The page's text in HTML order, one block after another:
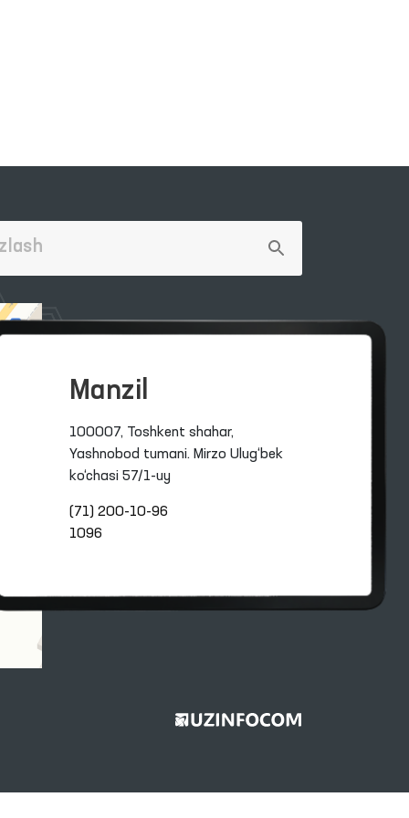
Manzil
100007, Toshkent shahar,
Yashnobod tumani. Mirzo Ulug‘bek
ko‘chasi 57/1-uy
(71) 200-10-96
1096